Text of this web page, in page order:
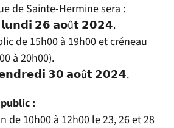
de Sainte-Hermine sera :
𝟮𝟲 𝗮𝗼û𝘁 𝟮𝟬𝟮𝟰.
de 15h00 à 19h00 et créneau
à 20h00).
𝟯𝟬 𝗮𝗼û𝘁 𝟮𝟬𝟮𝟰.
:
de 10h00 à 12h00 le 23, 26 et 28